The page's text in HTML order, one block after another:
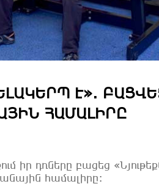
Է».
ՀԱՄԱԼԻՐԸ
իր դռները բացեց
համալիրը: